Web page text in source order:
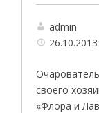
admin
26.10.2013
своего
«Флора и